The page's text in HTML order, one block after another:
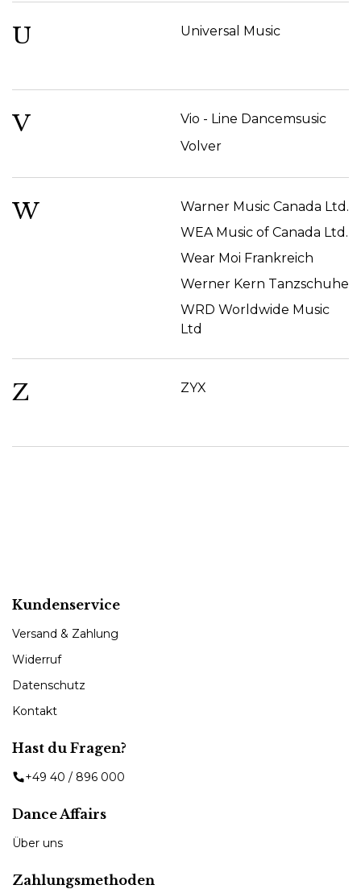
U Universal Music
V
Vio - Line Dancemsusic
Volver
W
Warner Music Canada Ltd.
WEA Music of Canada Ltd.
Wear Moi Frankreich
Werner Kern Tanzschuhe
WRD Worldwide Music
Ltd
Z ZYX
Kundenservice
Versand & Zahlung
Widerruf
Datenschutz
Kontakt
Hast du Fragen?
+49 40 / 896 000
Dance Affairs
Über uns
Zahlungsmethoden